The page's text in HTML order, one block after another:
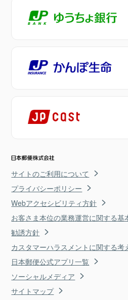
サイトのご利用について
プライバシーポリシー
Webアクセシビリティ方針
お客さま本位の業務運営に関する基
勧誘方針
カスタマーハラスメントに関する考
日本郵便公式アプリ一覧
ソーシャルメディア
サイトマップ